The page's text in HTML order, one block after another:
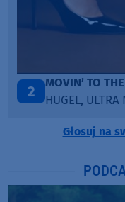
3
ITEPE ITEDE
SANAH
Głosuj na